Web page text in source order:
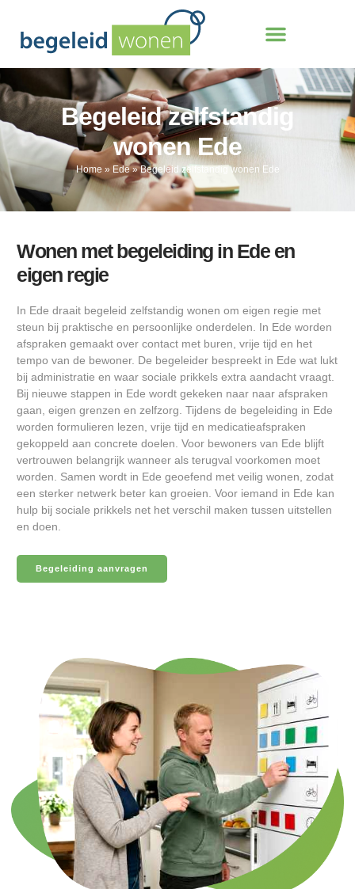
Begeleid zelfstandig
wonen Ede
Home » Ede»Begeleid zelfstandig wonen Ede
Wonen met begeleiding in Ede en
eigen regie
In Ede draait begeleid zelfstandig wonen om eigen regie met
steun bij praktische en persoonlijke onderdelen. In Ede worden
afspraken gemaakt over contact met buren, vrije tijd en het
tempo van de bewoner. De begeleider bespreekt in Ede wat lukt
bij administratie en waar sociale prikkels extra aandacht vraagt.
Bij nieuwe stappen in Ede wordt gekeken naar naar afspraken
gaan, eigen grenzen en zelfzorg. Tijdens de begeleiding in Ede
worden formulieren lezen, vrije tijd en medicatieafspraken
gekoppeld aan concrete doelen. Voor bewoners van Ede blijft
vertrouwen belangrijk wanneer als terugval voorkomen moet
worden. Samen wordt in Ede geoefend met veilig wonen, zodat
een sterker netwerk beter kan groeien. Voor iemand in Ede kan
hulp bij sociale prikkels net het verschil maken tussen uitstellen
en doen.
Begeleiding aanvragen